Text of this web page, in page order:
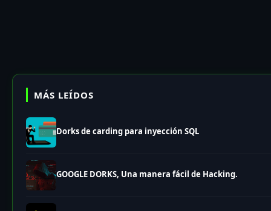
MÁS LEÍDOS
Dorks de carding para inyección SQL
GOOGLE DORKS, Una manera fácil de Hacking.